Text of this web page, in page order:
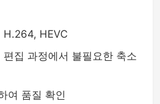
H.264, HEVC
집 과정에서 불필요한 축소
여 품질 확인